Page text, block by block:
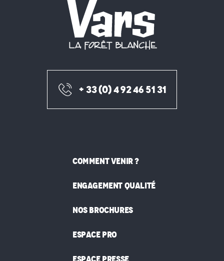
+ 33 (0) 4 92 46 51 31
COMMENT VENIR ?
ENGAGEMENT QUALITÉ
NOS BROCHURES
ESPACE PRO